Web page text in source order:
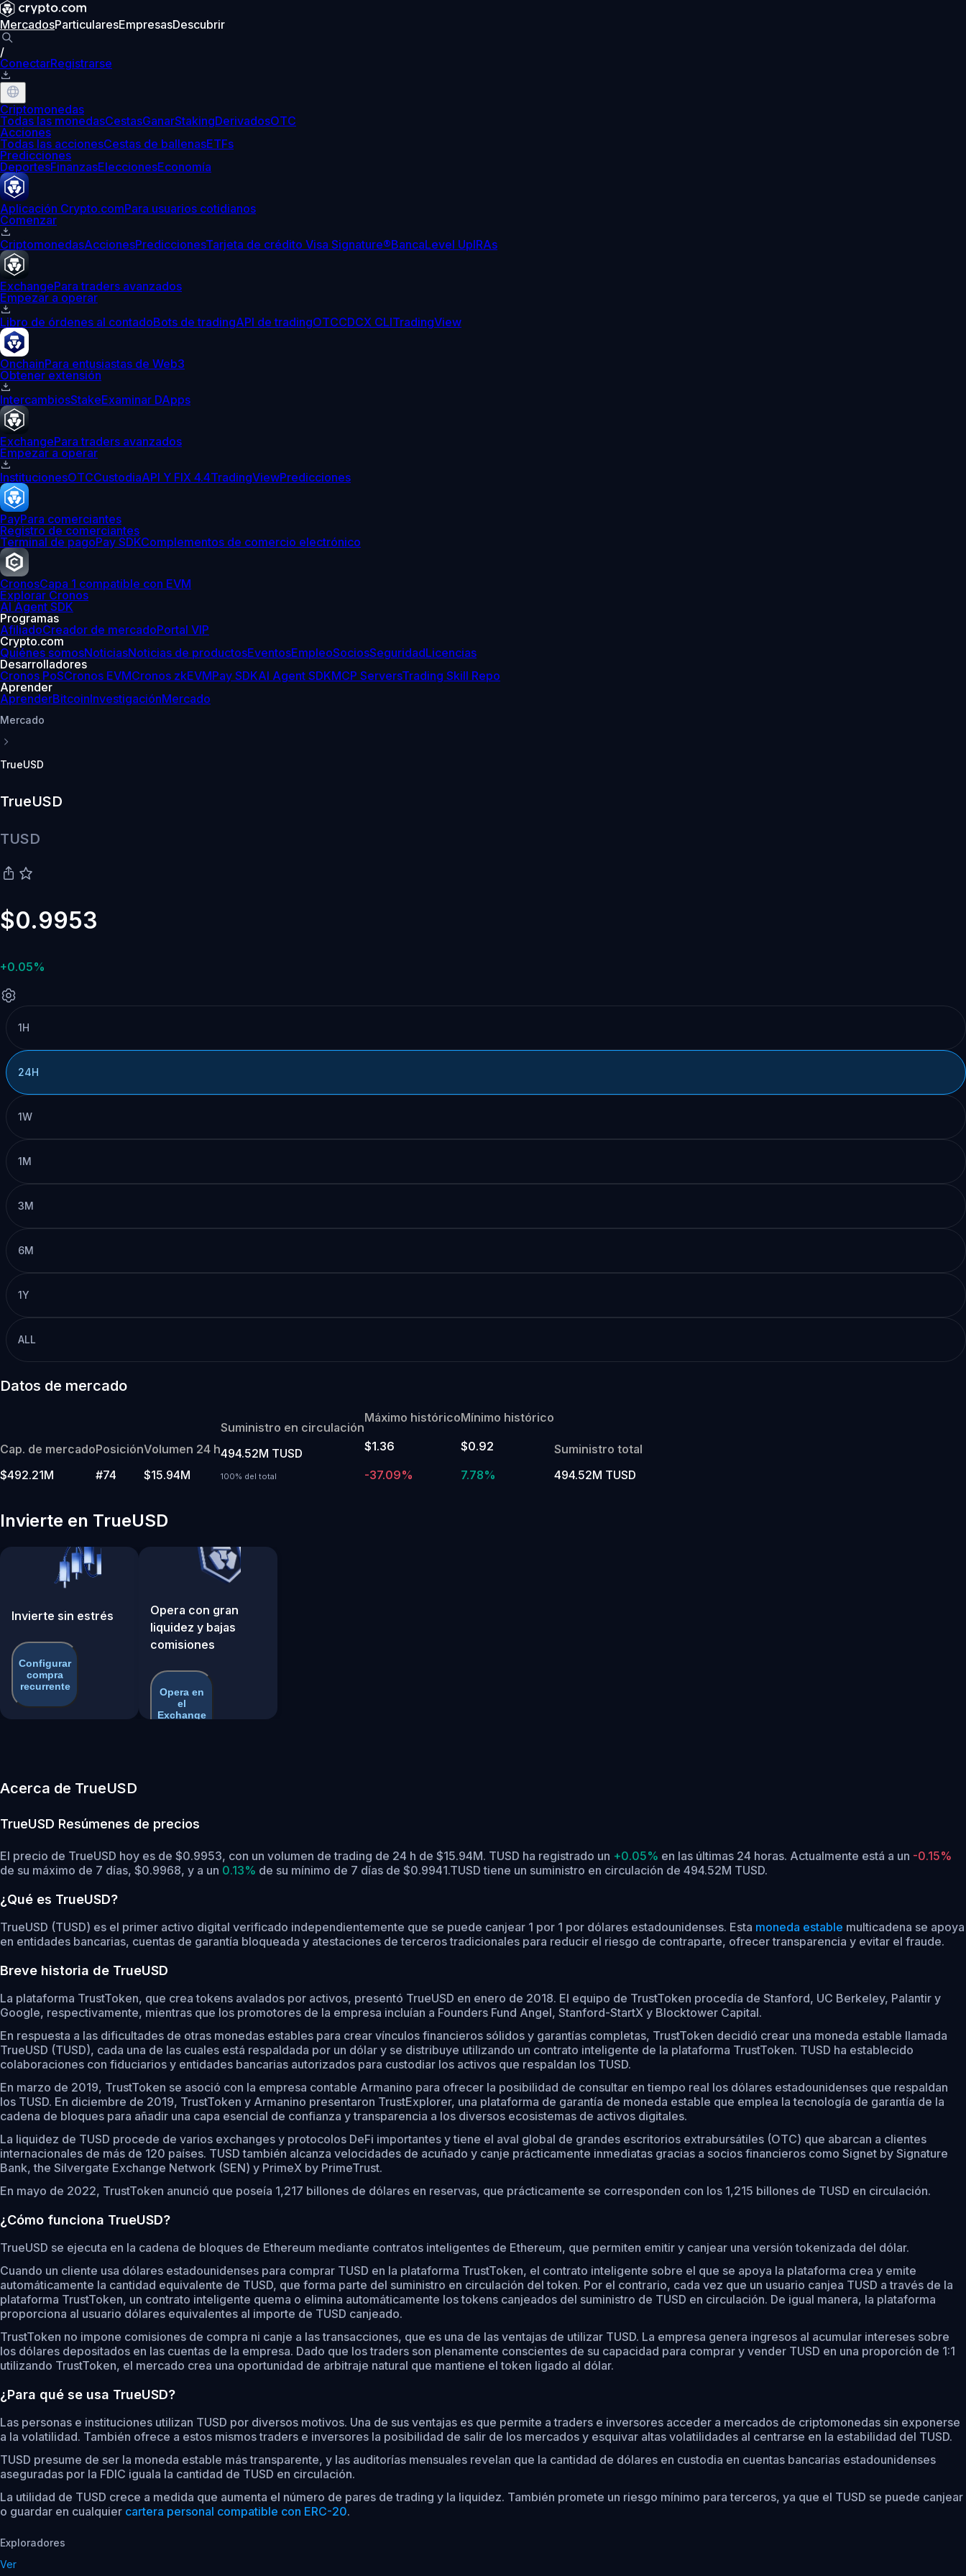
MercadosParticularesEmpresasDescubrir
/
ConectarRegistrarse
Criptomonedas
Todas las monedasCestasGanarStakingDerivadosOTC
Acciones
Todas las accionesCestas de ballenasETFs
Predicciones
DeportesFinanzasEleccionesEconomía
Aplicación Crypto.comPara usuarios cotidianos
Comenzar
CriptomonedasAccionesPrediccionesTarjeta de crédito Visa Signature®BancaLevel UpIRAs
ExchangePara traders avanzados
Empezar a operar
Libro de órdenes al contadoBots de tradingAPI de tradingOTCCDCX CLITradingView
OnchainPara entusiastas de Web3
Obtener extensión
IntercambiosStakeExaminar DApps
ExchangePara traders avanzados
Empezar a operar
InstitucionesOTCCustodiaAPI Y FIX 4.4TradingViewPredicciones
PayPara comerciantes
Registro de comerciantes
Terminal de pagoPay SDKComplementos de comercio electrónico
CronosCapa 1 compatible con EVM
Explorar Cronos
AI Agent SDK
Programas
AfiliadoCreador de mercadoPortal VIP
Crypto.com
Quiénes somosNoticiasNoticias de productosEventosEmpleoSociosSeguridadLicencias
Desarrolladores
Cronos PoSCronos EVMCronos zkEVMPay SDKAI Agent SDKMCP ServersTrading Skill Repo
Aprender
AprenderBitcoinInvestigaciónMercado
Mercado
TrueUSD
TrueUSD
TUSD
$0.9953
+0.05%
1H
24H
1W
1M
3M
6M
1Y
ALL
Datos de mercado
Cap. de mercado
$492.21M
Posición
#74
Volumen 24 h
$15.94M
Suministro en circulación
494.52M TUSD
100% del total
Máximo histórico
$1.36
-37.09%
Mínimo histórico
$0.92
7.78%
Suministro total
494.52M TUSD
Invierte en TrueUSD
Invierte sin estrés
Configurar
compra
recurrente
Opera con gran
liquidez y bajas
comisiones
Opera en
el
Exchange
Acerca de TrueUSD
TrueUSD Resúmenes de precios
El precio de TrueUSD hoy es de $0.9953, con un volumen de trading de 24 h de $15.94M. TUSD ha registrado un +0.05% en las últimas 24 horas. Actualmente está a un -0.15%
de su máximo de 7 días, $0.9968, y a un 0.13% de su mínimo de 7 días de $0.9941.TUSD tiene un suministro en circulación de 494.52M TUSD.
¿Qué es TrueUSD?
TrueUSD (TUSD) es el primer activo digital verificado independientemente que se puede canjear 1 por 1 por dólares estadounidenses. Esta moneda estable multicadena se apoya
en entidades bancarias, cuentas de garantía bloqueada y atestaciones de terceros tradicionales para reducir el riesgo de contraparte, ofrecer transparencia y evitar el fraude.
Breve historia de TrueUSD
La plataforma TrustToken, que crea tokens avalados por activos, presentó TrueUSD en enero de 2018. El equipo de TrustToken procedía de Stanford, UC Berkeley, Palantir y
Google, respectivamente, mientras que los promotores de la empresa incluían a Founders Fund Angel, Stanford-StartX y Blocktower Capital.
En respuesta a las dificultades de otras monedas estables para crear vínculos financieros sólidos y garantías completas, TrustToken decidió crear una moneda estable llamada
TrueUSD (TUSD), cada una de las cuales está respaldada por un dólar y se distribuye utilizando un contrato inteligente de la plataforma TrustToken. TUSD ha establecido
colaboraciones con fiduciarios y entidades bancarias autorizados para custodiar los activos que respaldan los TUSD.
En marzo de 2019, TrustToken se asoció con la empresa contable Armanino para ofrecer la posibilidad de consultar en tiempo real los dólares estadounidenses que respaldan
los TUSD. En diciembre de 2019, TrustToken y Armanino presentaron TrustExplorer, una plataforma de garantía de moneda estable que emplea la tecnología de garantía de la
cadena de bloques para añadir una capa esencial de confianza y transparencia a los diversos ecosistemas de activos digitales.
La liquidez de TUSD procede de varios exchanges y protocolos DeFi importantes y tiene el aval global de grandes escritorios extrabursátiles (OTC) que abarcan a clientes
internacionales de más de 120 países. TUSD también alcanza velocidades de acuñado y canje prácticamente inmediatas gracias a socios financieros como Signet by Signature
Bank, the Silvergate Exchange Network (SEN) y PrimeX by PrimeTrust.
En mayo de 2022, TrustToken anunció que poseía 1,217 billones de dólares en reservas, que prácticamente se corresponden con los 1,215 billones de TUSD en circulación.
¿Cómo funciona TrueUSD?
TrueUSD se ejecuta en la cadena de bloques de Ethereum mediante contratos inteligentes de Ethereum, que permiten emitir y canjear una versión tokenizada del dólar.
Cuando un cliente usa dólares estadounidenses para comprar TUSD en la plataforma TrustToken, el contrato inteligente sobre el que se apoya la plataforma crea y emite
automáticamente la cantidad equivalente de TUSD, que forma parte del suministro en circulación del token. Por el contrario, cada vez que un usuario canjea TUSD a través de la
plataforma TrustToken, un contrato inteligente quema o elimina automáticamente los tokens canjeados del suministro de TUSD en circulación. De igual manera, la plataforma
proporciona al usuario dólares equivalentes al importe de TUSD canjeado.
TrustToken no impone comisiones de compra ni canje a las transacciones, que es una de las ventajas de utilizar TUSD. La empresa genera ingresos al acumular intereses sobre
los dólares depositados en las cuentas de la empresa. Dado que los traders son plenamente conscientes de su capacidad para comprar y vender TUSD en una proporción de 1:1
utilizando TrustToken, el mercado crea una oportunidad de arbitraje natural que mantiene el token ligado al dólar.
¿Para qué se usa TrueUSD?
Las personas e instituciones utilizan TUSD por diversos motivos. Una de sus ventajas es que permite a traders e inversores acceder a mercados de criptomonedas sin exponerse
a la volatilidad. También ofrece a estos mismos traders e inversores la posibilidad de salir de los mercados y esquivar altas volatilidades al centrarse en la estabilidad del TUSD.
TUSD presume de ser la moneda estable más transparente, y las auditorías mensuales revelan que la cantidad de dólares en custodia en cuentas bancarias estadounidenses
aseguradas por la FDIC iguala la cantidad de TUSD en circulación.
La utilidad de TUSD crece a medida que aumenta el número de pares de trading y la liquidez. También promete un riesgo mínimo para terceros, ya que el TUSD se puede canjear
o guardar en cualquier cartera personal compatible con ERC-20.
Exploradores
Ver